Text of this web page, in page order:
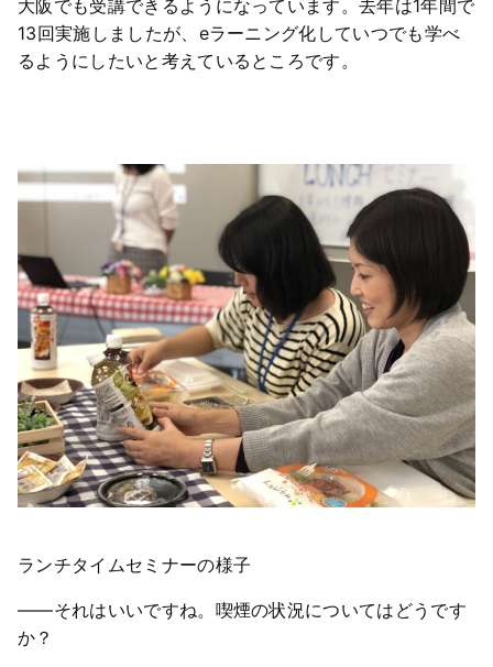
大阪でも受講できるようになっています。去年は1年間で
13回実施しましたが、eラーニング化していつでも学べ
るようにしたいと考えているところです。
ランチタイムセミナーの様子
――それはいいですね。喫煙の状況についてはどうです
か？